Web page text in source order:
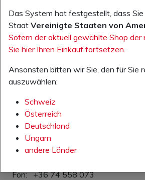
Péter Lörincz
Verkauf / Innendienst
Fon +36 74 458 020
e-mail
GESCHÄFTSLEITUNG
Fon: +36 74 558 073
Das System hat festgestellt, dass Sie
Staat Vereinigte Staaten von
Sofern der aktuell gewählte Shop der
Sie hier Ihren Einkauf fortsetzen.
Ansonsten bitten wir Sie, den für Sie
auszuwählen:
Schweiz
Österreich
Deutschland
Ungarn
andere Länder